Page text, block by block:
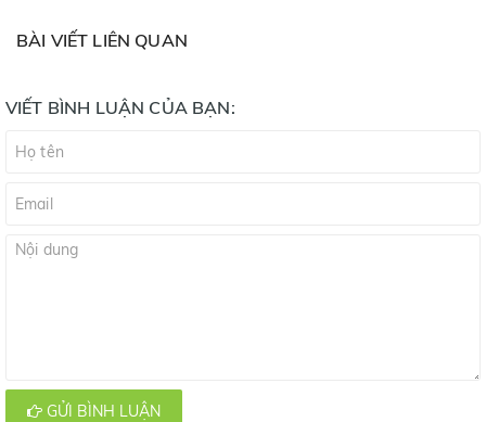
BÀI VIẾT LIÊN QUAN
VIẾT BÌNH LUẬN CỦA BẠN:
GỬI BÌNH LUẬN